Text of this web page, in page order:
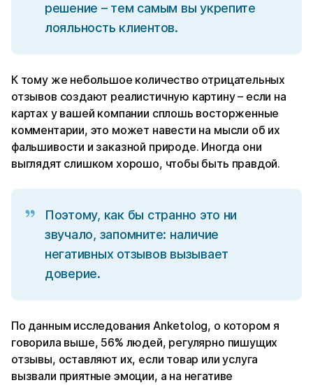
решение – тем самым вы укрепите
лояльность клиентов.
К тому же небольшое количество отрицательных
отзывов создают реалистичную картину – если на
картах у вашей компании сплошь восторженные
комментарии, это может навести на мысли об их
фальшивости и заказной природе. Иногда они
выглядят слишком хорошо, чтобы быть правдой.
Поэтому, как бы странно это ни
звучало, запомните: наличие
негативных отзывов вызывает
доверие.
По данным исследования Anketolog, о котором я
говорила выше, 56% людей, регулярно пишущих
отзывы, оставляют их, если товар или услуга
вызвали приятные эмоции, а на негативе